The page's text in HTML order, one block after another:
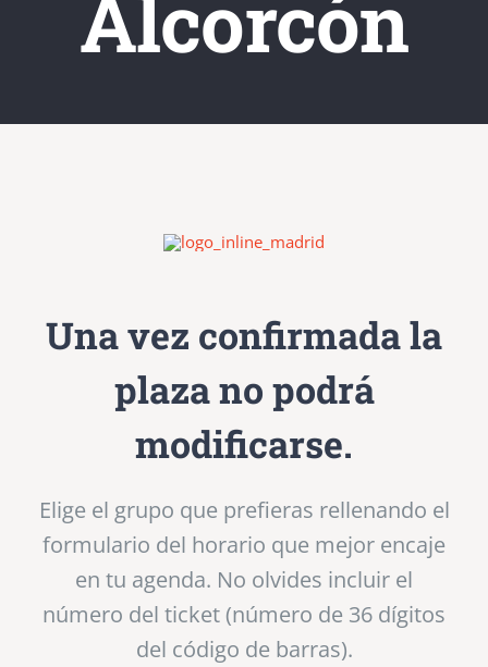
Alcorcón
Una vez confirmada la
plaza no podrá
modificarse.
Elige el grupo que prefieras rellenando el
formulario del horario que mejor encaje
en tu agenda. No olvides incluir el
número del ticket (número de 36 dígitos
del código de barras).